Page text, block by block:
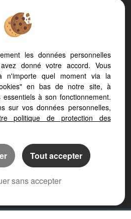
les données personnelles
donné votre accord. Vous
n'importe quel moment via la
en bas de notre site, à
à son fonctionnement.
sur vos données personnelles,
politique de protection des
Tout accepter
sans accepter